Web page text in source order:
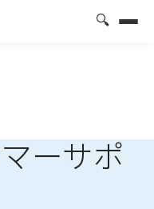
🔍
ーサポ